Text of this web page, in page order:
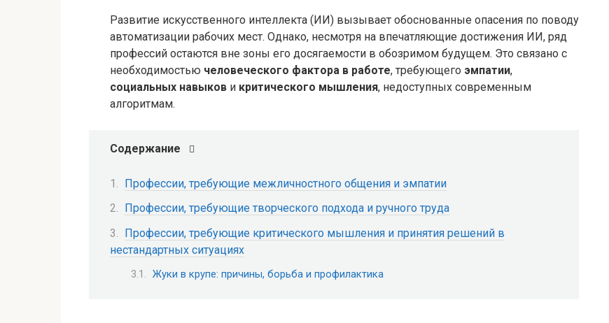
Развитие искусственного интеллекта (ИИ) вызывает обоснованные опасения по поводу
автоматизации рабочих мест. Однако, несмотря на впечатляющие достижения ИИ, ряд
профессий остаются вне зоны его досягаемости в обозримом будущем. Это связано с
необходимостью человеческого фактора в работе, требующего эмпатии,
социальных навыков и критического мышления, недоступных современным
алгоритмам.
Содержание
Профессии, требующие межличностного общения и эмпатии
Профессии, требующие творческого подхода и ручного труда
Профессии, требующие критического мышления и принятия решений в
нестандартных ситуациях
Жуки в крупе: причины, борьба и профилактика